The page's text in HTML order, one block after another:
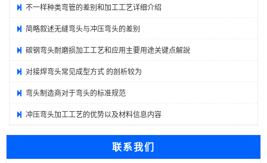
不一样种类弯管的差别和加工工艺详细介绍
简略叙述无缝弯头与冲压弯头的差别
碳钢弯头耐磨损加工工艺和应用主要用途关键点解說
对接焊弯头常见成型方式 的剖析较为
弯头制造商对于弯头的标准规范
冲压弯头加工工艺的优势以及材料信息内容
联系我们